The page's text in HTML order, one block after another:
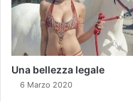
Una bellezza legale
6 Marzo 2020